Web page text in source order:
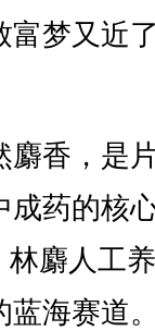
富梦又近
香，是
成药的核
林麝人工
蓝海赛道